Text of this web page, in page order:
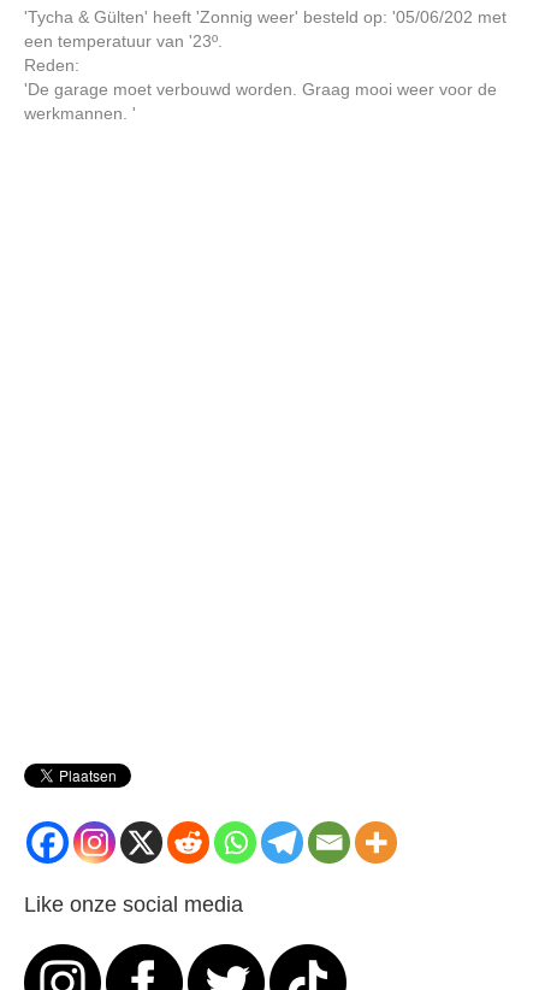
'Tycha & Gülten' heeft 'Zonnig weer' besteld op: '05/06/202 met
een temperatuur van '23º.
Reden:
'De garage moet verbouwd worden. Graag mooi weer voor de
werkmannen. '
Like onze social media